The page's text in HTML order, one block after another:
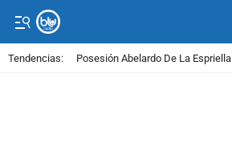
Tendencias: Posesión Abelardo De La Espriella